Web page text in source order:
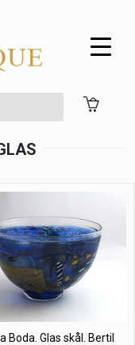
Boda. Glas skål. Bertil